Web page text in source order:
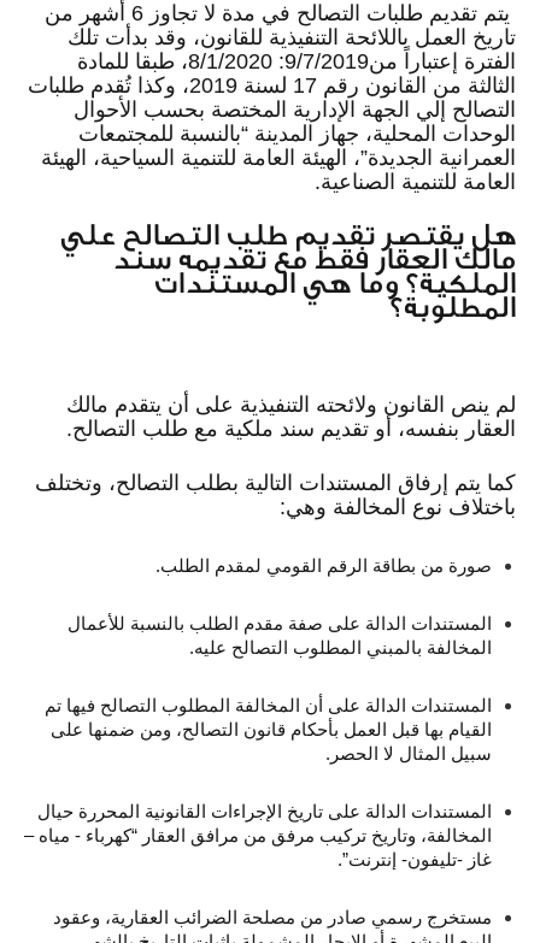
يتم تقديم طلبات التصالح في مدة لا تجاوز 6 أشهر من
تاريخ العمل باللائحة التنفيذية للقانون، وقد بدأت تلك
الفترة إعتباراً من9/7/2019: 8/1/2020، طبقا للمادة
الثالثة من القانون رقم 17 لسنة 2019، وكذا تُقدم طلبات
التصالح إلي الجهة الإدارية المختصة بحسب الأحوال
الوحدات المحلية، جهاز المدينة “بالنسبة للمجتمعات
العمرانية الجديدة”، الهيئة العامة للتنمية السياحية، الهيئة
العامة للتنمية الصناعية.
هل يقتصر تقديم طلب التصالح علي
مالك العقار فقط مع تقديمه سند
الملكية؟ وما هي المستندات
المطلوبة؟
لم ينص القانون ولائحته التنفيذية على أن يتقدم مالك
العقار بنفسه، أو تقديم سند ملكية مع طلب التصالح.
كما يتم إرفاق المستندات التالية بطلب التصالح، وتختلف
باختلاف نوع المخالفة وهي:
صورة من بطاقة الرقم القومي لمقدم الطلب.
المستندات الدالة على صفة مقدم الطلب بالنسبة للأعمال
المخالفة بالمبني المطلوب التصالح عليه.
المستندات الدالة على أن المخالفة المطلوب التصالح فيها تم
القيام بها قبل العمل بأحكام قانون التصالح، ومن ضمنها على
سبيل المثال لا الحصر.
المستندات الدالة على تاريخ الإجراءات القانونية المحررة حيال
المخالفة، وتاريخ تركيب مرفق من مرافق العقار “كهرباء -‏ مياه –
غاز -تليفون- إنترنت”.
مستخرج رسمي صادر من مصلحة الضرائب العقارية، وعقود